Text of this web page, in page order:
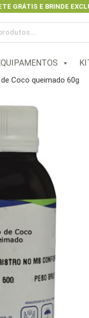
GRÁTIS E BRINDE
Coco queimado 60g